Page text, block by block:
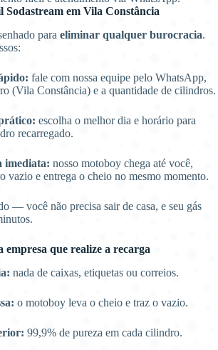
em Vila Constância
para eliminar qualquer burocracia.
fale com nossa equipe pelo WhatsApp,
(Vila Constância) e a quantidade de cilindros.
escolha o melhor dia e horário para
recarregado.
imediata: nosso motoboy chega até você,
vazio e entrega o cheio no mesmo momento.
— você não precisa sair de casa, e seu gás
empresa que realize a recarga
nada de caixas, etiquetas ou correios.
o motoboy leva o cheio e traz o vazio.
99,9% de pureza em cada cilindro.